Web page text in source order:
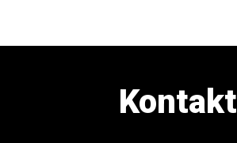
Kontakt